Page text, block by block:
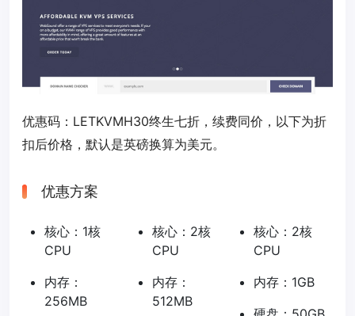
优惠码： LETKVMH30终生七折，续费同价，以下为折
扣后价格，默认是英磅换算为美元。
优惠方案
核心：1核
CPU
内存：
256MB
核心：2核
CPU
内存：
512MB
核心：2核
CPU
内存：1GB